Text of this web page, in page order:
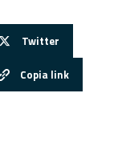
Twitter
Copia link